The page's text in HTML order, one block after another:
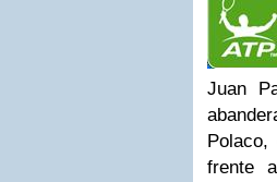
Juan
Polaco,
frente